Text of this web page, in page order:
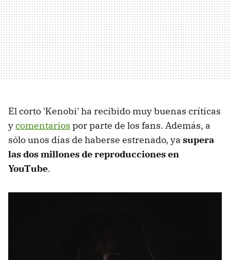
El corto 'Kenobi' ha recibido muy buenas críticas
ycomentarios por parte de los fans. Además, a
sólo unos días de haberse estrenado, ya supera
las dos millones de reproducciones en
YouTube.